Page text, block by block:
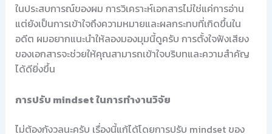
ในประสบการณ์ของผม การวิเคราะห์เอกสารไม่ใช่แค่การอ่าน
แต่ยังเป็นการเข้าใจถึงความหมายและผลกระทบที่เกิดขึ้นใน
อดีต ผมอยากแนะนำให้ลองมองมุมนี้ดูครับ การตั้งใจฟังเสียง
ของเอกสารจะช่วยให้คุณสามารถเข้าใจบริบทและความสำคัญ
ได้ดียิ่งขึ้น
การปรับ mindset ในการทำงานวิจัย
ไม่ต้องกังวลนะครับ เรื่องนี้แก้ได้โดยการปรับ mindset ของ